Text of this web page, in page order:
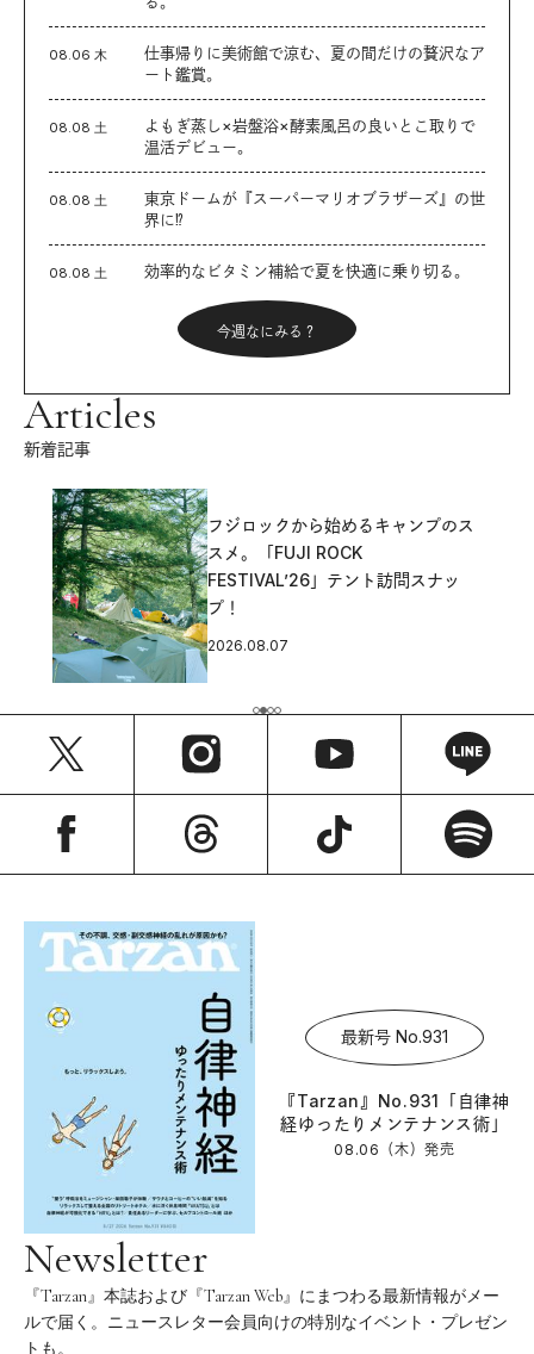
08.06 木
仕事帰りに美術館で涼む、夏の間だけの贅沢なア
ート鑑賞。
08.08 土
よもぎ蒸し×岩盤浴×酵素風呂の良いとこ取りで
温活デビュー。
08.08 土
東京ドームが『スーパーマリオブラザーズ』の世
界に⁉︎
08.08 土 効率的なビタミン補給で夏を快適に乗り切る。
今週なにみる？
Articles
新着記事
フジロックから始めるキャンプのス
スメ。「FUJI ROCK
FESTIVAL’26」テント訪問スナッ
プ！
2026.08.07
最新号 No.931
『Tarzan』No.931「自律神
経ゆったりメンテナンス術」
08.06（木）発売
Newsletter
『Tarzan』本誌および『Tarzan Web』にまつわる最新情報がメー
ルで届く。ニュースレター会員向けの特別なイベント・プレゼン
トも。